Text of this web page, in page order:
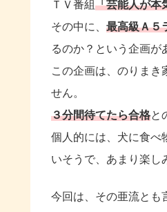
ＴＶ番組「芸能人が本
その中に、 最高級Ａ５
るのか？という企画が
この企画は、のりまき
せん。
３分間待てたら合格と
個人的には、犬に食べ
いそうで、あまり楽し
今回は、その亜流とも